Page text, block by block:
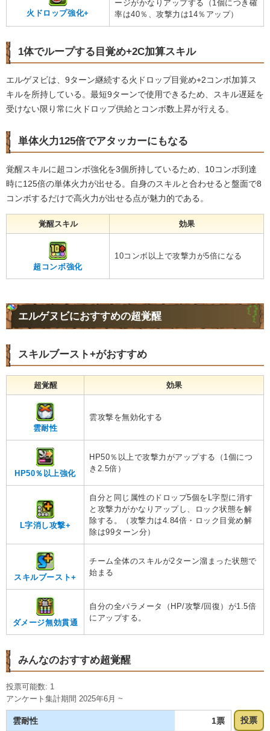
火ドロップ強化+
ージがかなりアップする（1個につき確
率は40％、攻撃力は14％アップ）
1体でループする目覚め+2C加算スキル
エルゲヌビは、9ターン継続する火ドロップ目覚め+2コンボ加算ス
キルを所持している。最短9ターンで使用できるため、スキル遅延を
受けない限り常に火ドロップ供給とコンボ数上昇が行える。
単体火力125倍でアタッカーにもなる
覚醒スキルに超コンボ強化を3個所持しているため、10コンボ到達
時に125倍の単体火力が出せる。自身のスキルと合わせると盤面で8
コンボするだけで高火力が出せる点が魅力的である。
覚醒スキル 効果
超コンボ強化
10コンボ以上で攻撃力が5倍になる
エルゲヌビにおすすめの超覚醒
スキルブースト+がおすすめ
超覚醒 効果
雲耐性
雲攻撃を無効化する
HP50％以上強化
HP50％以上で攻撃力がアップする（1個につ
き2.5倍）
L字消し攻撃+
自分と同じ属性のドロップ5個をL字型に消す
と攻撃力がかなりアップし、ロック状態を解
除する。（攻撃力は4.84倍・ロック目覚め解
除は99ターン分）
スキルブースト+
チーム全体のスキルが2ターン溜まった状態で
始まる
ダメージ無効貫通
自分の全パラメータ（HP/攻撃/回復）が1.5倍
にアップする。
みんなのおすすめ超覚醒
投票可能数: 1
アンケート集計期間 2025年6月 ~
雲耐性 1票 投票